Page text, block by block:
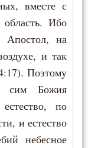
вместе с
Ибо
Апостол, на
и так
Поэтому
сим Божия
по
и естество
небесное